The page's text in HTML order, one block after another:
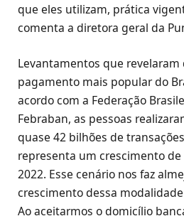
que eles utilizam, prática
comenta a diretora geral da
Levantamentos que revelaram
pagamento mais popular do
acordo com a Federação
Febraban, as pessoas
quase 42 bilhões de
representa um crescimento de
2022. Esse cenário nos faz
crescimento dessa
Ao aceitarmos o domicílio